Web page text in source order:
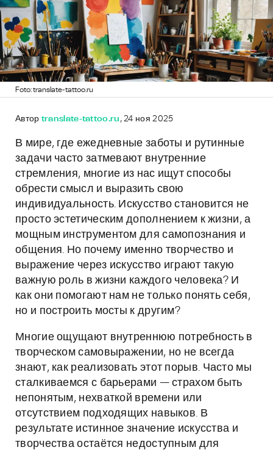
Foto: translate-tattoo.ru
Автор translate-tattoo.ru , 24 ноя 2025
В мире, где ежедневные заботы и рутинные
задачи часто затмевают внутренние
стремления, многие из нас ищут способы
обрести смысл и выразить свою
индивидуальность. Искусство становится не
просто эстетическим дополнением к жизни, а
мощным инструментом для самопознания и
общения. Но почему именно творчество и
выражение через искусство играют такую
важную роль в жизни каждого человека? И
как они помогают нам не только понять себя,
но и построить мосты к другим?
Многие ощущают внутреннюю потребность в
творческом самовыражении, но не всегда
знают, как реализовать этот порыв. Часто мы
сталкиваемся с барьерами — страхом быть
непонятым, нехваткой времени или
отсутствием подходящих навыков. В
результате истинное значение искусства и
творчества остаётся недоступным для